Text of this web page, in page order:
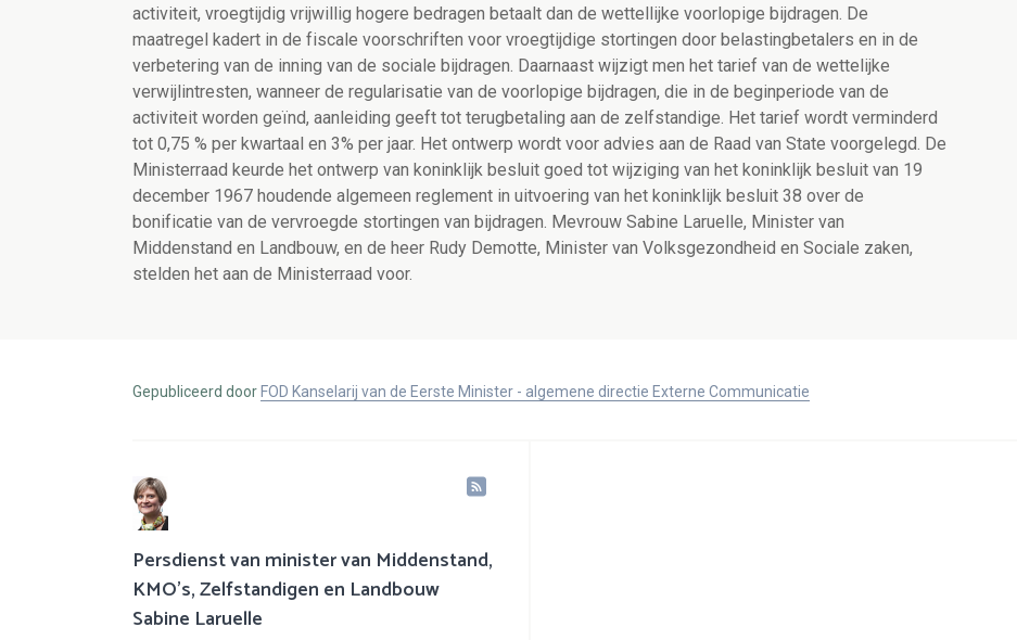
activiteit, vroegtijdig vrijwillig hogere bedragen betaalt dan de wettellijke voorlopige bijdragen. De
maatregel kadert in de fiscale voorschriften voor vroegtijdige stortingen door belastingbetalers en in de
verbetering van de inning van de sociale bijdragen. Daarnaast wijzigt men het tarief van de wettelijke
verwijlintresten, wanneer de regularisatie van de voorlopige bijdragen, die in de beginperiode van de
activiteit worden geïnd, aanleiding geeft tot terugbetaling aan de zelfstandige. Het tarief wordt verminderd
tot 0,75 % per kwartaal en 3% per jaar. Het ontwerp wordt voor advies aan de Raad van State voorgelegd. De
Ministerraad keurde het ontwerp van koninklijk besluit goed tot wijziging van het koninklijk besluit van 19
december 1967 houdende algemeen reglement in uitvoering van het koninklijk besluit 38 over de
bonificatie van de vervroegde stortingen van bijdragen. Mevrouw Sabine Laruelle, Minister van
Middenstand en Landbouw, en de heer Rudy Demotte, Minister van Volksgezondheid en Sociale zaken,
stelden het aan de Ministerraad voor.
Gepubliceerd door FOD Kanselarij van de Eerste Minister - algemene directie Externe Communicatie
Persdienst van minister van Middenstand,
KMO's, Zelfstandigen en Landbouw
Sabine Laruelle